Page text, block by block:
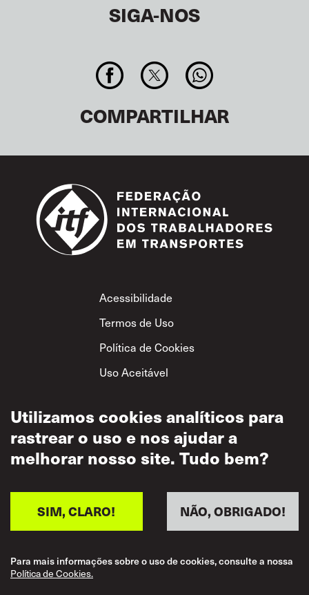
SIGA-NOS
COMPARTILHAR
Footer
Acessibilidade
Termos de Uso
Política de Cookies
Uso Aceitável
Privacidade
Política de Respeito
Utilizamos cookies analíticos para
rastrear o uso e nos ajudar a
melhorar nosso site. Tudo bem?
NÃO, OBRIGADO!
SIM, CLARO!
Para mais informações sobre o uso de cookies, consulte a nossa
Política de Cookies.